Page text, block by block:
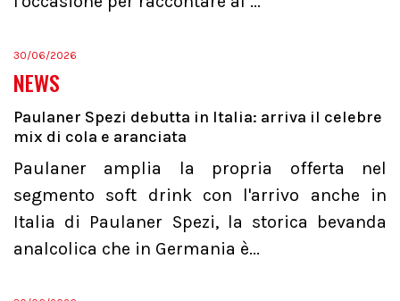
30/06/2026
NEWS
Paulaner Spezi debutta in Italia: arriva il celebre
mix di cola e aranciata
Paulaner amplia la propria offerta nel
segmento soft drink con l'arrivo anche in
Italia di Paulaner Spezi, la storica bevanda
analcolica che in Germania è...